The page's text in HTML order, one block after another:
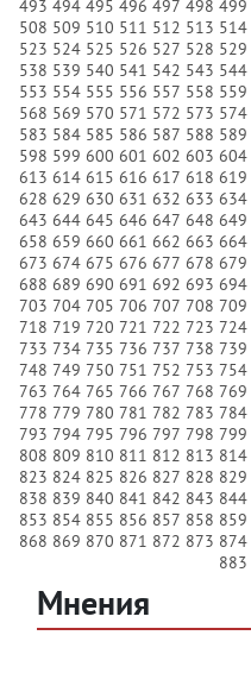
493 494 495 496 497 498 499
508 509 510 511 512 513 514
523 524 525 526 527 528 529
538 539 540 541 542 543 544
553 554 555 556 557 558 559
568 569 570 571 572 573 574
583 584 585 586 587 588 589
598 599 600 601 602 603 604
613 614 615 616 617 618 619
628 629 630 631 632 633 634
643 644 645 646 647 648 649
658 659 660 661 662 663 664
673 674 675 676 677 678 679
688 689 690 691 692 693 694
703 704 705 706 707 708 709
718 719 720 721 722 723 724
733 734 735 736 737 738 739
748 749 750 751 752 753 754
763 764 765 766 767 768 769
778 779 780 781 782 783 784
793 794 795 796 797 798 799
808 809 810 811 812 813 814
823 824 825 826 827 828 829
838 839 840 841 842 843 844
853 854 855 856 857 858 859
868 869 870 871 872 873 874
883
Мнения